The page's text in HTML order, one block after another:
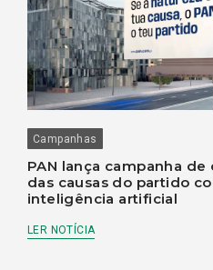
Campanhas
PAN lança campanha
das causas do partido
inteligência artificial
LER NOTÍCIA